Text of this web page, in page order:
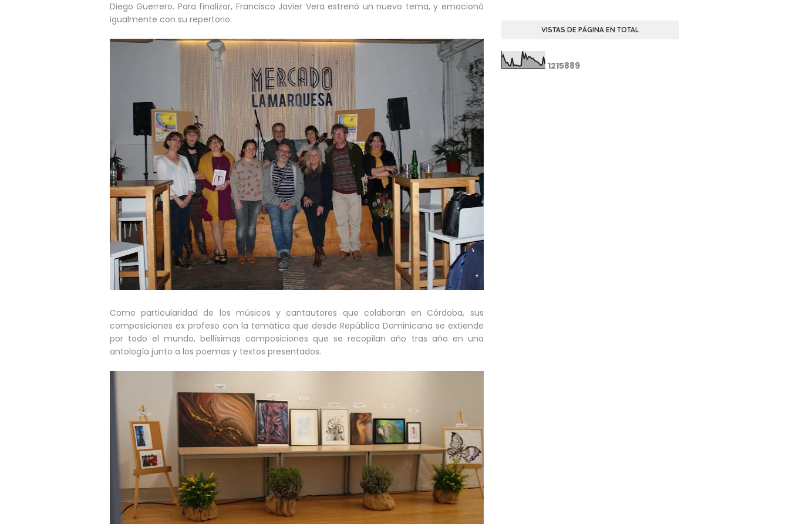
Diego Guerrero. Para finalizar, Francisco Javier Vera estrenó un nuevo tema, y emocionó
igualmente con su repertorio.
Como particularidad de los músicos y cantautores que colaboran en Córdoba, sus
composiciones ex profeso con la temática que desde República Dominicana se extiende
por todo el mundo, bellísimas composiciones que se recopilan año tras año en una
antología junto a los poemas y textos presentados.
VISTAS DE PÁGINA EN TOTAL
1215889